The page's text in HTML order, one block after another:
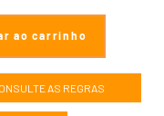
AS REGRAS